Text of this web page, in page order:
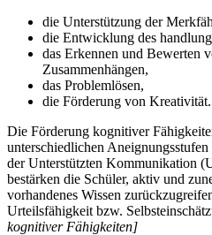
die Unterstützung der
die Entwicklung des
das Erkennen und Bewerten
Zusammenhängen,
das Problemlösen,
die Förderung von Kreativität.
Die Förderung kognitiver
unterschiedlichen
der Unterstützten Kommunikation
bestärken die Schüler, aktiv und
vorhandenes Wissen
Urteilsfähigkeit bzw.
kognitiver Fähigkeiten]